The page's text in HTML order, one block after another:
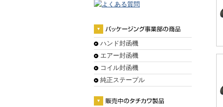
ハンド封函機
エアー封函機
コイル封函機
純正ステープル